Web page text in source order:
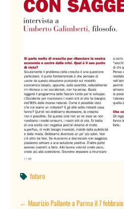
 futuro
←Maurizio Pallante a Parma il 7 febbraio